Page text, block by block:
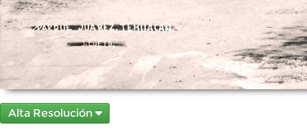
Alta Resolución